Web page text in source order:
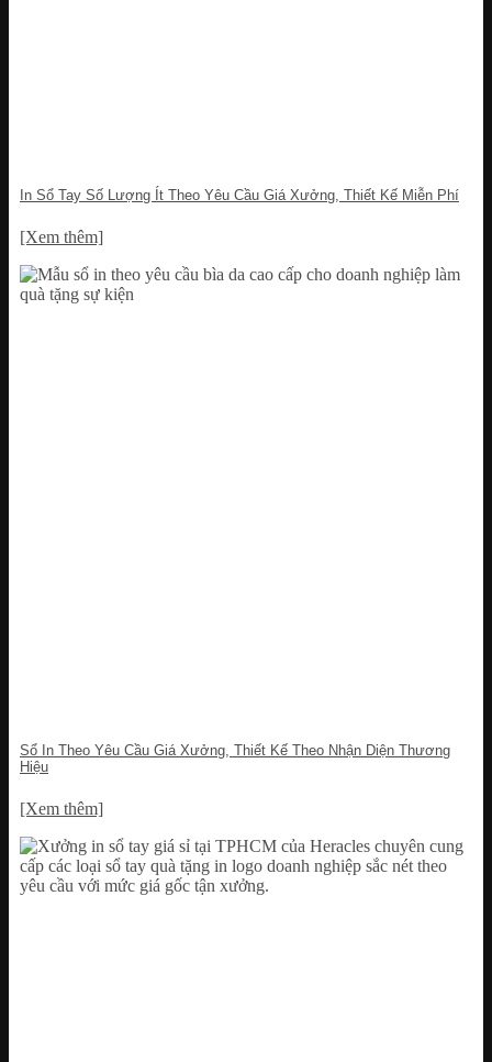
In Sổ Tay Số Lượng Ít Theo Yêu Cầu Giá Xưởng, Thiết Kế Miễn Phí
[Xem thêm]
Sổ In Theo Yêu Cầu Giá Xưởng, Thiết Kế Theo Nhận Diện Thương
Hiệu
[Xem thêm]